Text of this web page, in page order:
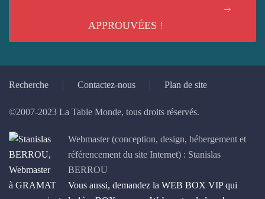
APPROUVÉES !
Recherche Contactez-nous Plan de site
©2007-2023 La Table Monde, tous droits réservés.
Webmaster (conception, design, hébergement et
référencement du site Internet) : Stanislas
BERROU
Vous aussi, demandez la WEB BOX VIP qui